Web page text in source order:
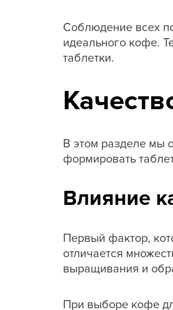
Соблюдение всех
идеального кофе.
таблетки.
В этом разделе мы
формировать
Влияние
Первый фактор,
отличается
выращивания и
При выборе кофе